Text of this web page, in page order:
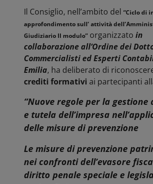
Il Consiglio, nell’ambito del“Ciclo di
approfondimento sull’ attività
Giudiziario II modulo” organizzatoin
collaborazione all’Ordine dei
Commercialisti ed Esperti
Emilia, ha deliberato di
crediti formativiai partecipanti
“Nuove regole per la gestione
e tutela dell’impresa
delle misure di prevenzione
Le misure di prevenzione
nei confronti dell’evasore
diritto penale speciale e